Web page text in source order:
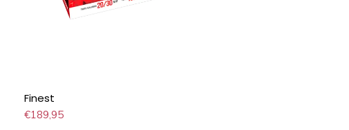
Finest
€189,95